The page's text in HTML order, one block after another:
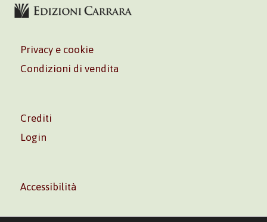
Privacy e cookie
Condizioni di vendita
Crediti
Login
Accessibilità